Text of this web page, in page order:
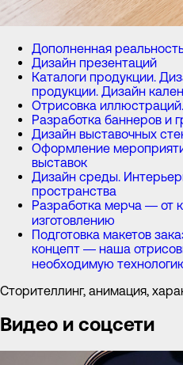
Дополненная
Дизайн презентаций
Каталоги продукции.
продукции. Дизайн
Отрисовка
Разработка баннеров и
Дизайн выставочных
Оформление
выставок
Дизайн среды.
пространства
Разработка мерча — от
изготовлению
Подготовка макетов
концепт — наша
необходимую
Сторителлинг, анимация,
Видео и соцсети